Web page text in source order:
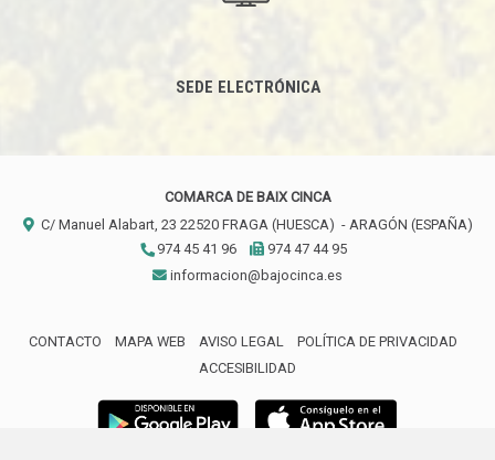
SEDE ELECTRÓNICA
COMARCA DE BAIX CINCA
C/ Manuel Alabart, 23 22520 FRAGA (HUESCA) - ARAGÓN (ESPAÑA)
974 45 41 96
974 47 44 95
informacion@bajocinca.es
CONTACTO MAPA WEB AVISO LEGAL
POLÍTICA DE PRIVACIDAD
ACCESIBILIDAD